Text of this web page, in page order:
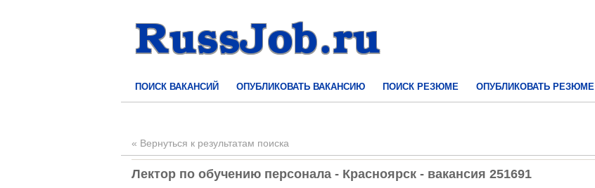
ПОИСК ВАКАНСИЙ ОПУБЛИКОВАТЬ ВАКАНСИЮ ПОИСК РЕЗЮМЕ ОПУБЛИКОВАТЬ РЕЗЮМЕ
« Вернуться к результатам поиска
Лектор по обучению персонала - Красноярск - вакансия 251691